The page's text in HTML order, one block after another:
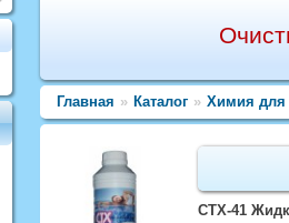
Главная » Каталог » Химия для
CTX-41